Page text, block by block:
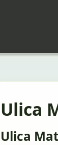
Ulica
Ulica